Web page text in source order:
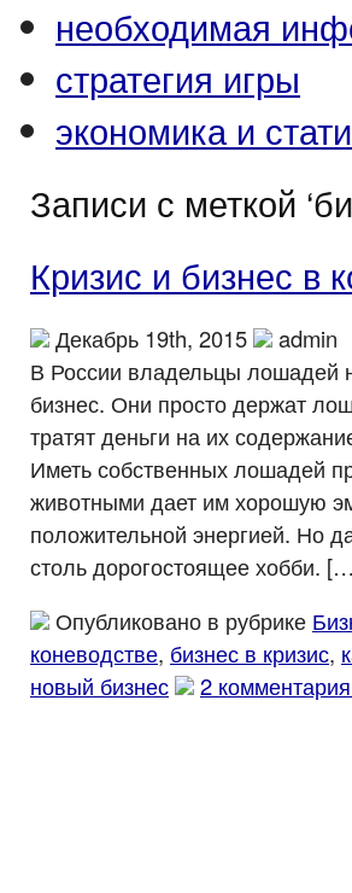
необходимая
стратегия игры
экономика и
Записи с меткой
Кризис и бизнес в
Декабрь 19th, 2015
admin
В России владельцы лошадей
бизнес. Они просто держат
тратят деньги на их
Иметь собственных лошадей
животными дает им хорошую
положительной энергией. Но
столь дорогостоящее хобби.
Опубликовано в рубрике
коневодстве, бизнес в кризис,
новый бизнес
2